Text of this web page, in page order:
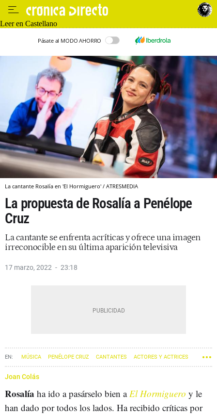
Leer en Castellano
Pásate al MODO AHORRO
La cantante Rosalía en 'El Hormiguero' / ATRESMEDIA
La propuesta de Rosalía a Penélope
Cruz
La cantante se enfrenta acríticas y ofrece una imagen
irreconocible en su última aparición televisiva
17 marzo, 2022 23:18
MÚSICA PENÉLOPE CRUZ CANTANTES ACTORES Y ACTRICES
ROSALÍA
Joan Colás
Rosalía ha ido a pasárselo bien aEl Hormiguero y le
han dado por todos los lados. Ha recibido críticas por